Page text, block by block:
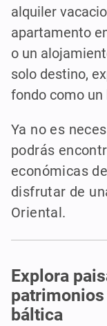
alquiler
apartamento
o un
solo destino,
fondo como un
Ya no es
podrás
económicas de
disfrutar de
Oriental.
Explora
báltica